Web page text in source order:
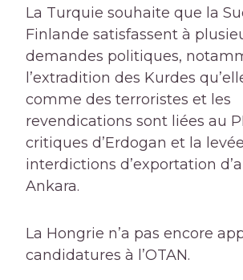
La Turquie souhaite que la
Finlande satisfassent à
demandes politiques,
l’extradition des Kurdes
comme des terroristes et les
revendications sont liées au
critiques d’Erdogan et la
interdictions d’exportation
Ankara.
La Hongrie n’a pas encore
candidatures à l’OTAN.